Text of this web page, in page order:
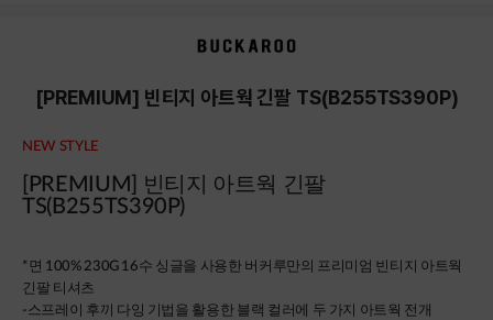
[PREMIUM] 빈티지 아트웍 긴팔 TS(B255TS390P)
NEW STYLE
[PREMIUM] 빈티지 아트웍 긴팔
TS(B255TS390P)
* 면 100% 230G 16수 싱글을 사용한 버커루만의 프리미엄 빈티지 아트웍
긴팔 티셔츠
-스프레이 후끼 다잉 기법을 활용한 블랙 컬러에 두 가지 아트웍 전개